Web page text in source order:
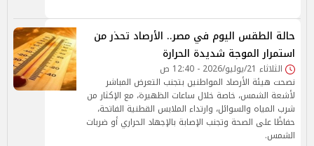
حالة الطقس اليوم في مصر.. الأرصاد تحذر من
استمرار الموجة شديدة الحرارة
الثلاثاء 21/يوليو/2026 - 12:40 ص
نصحت هيئة الأرصاد المواطنين بتجنب التعرض المباشر
لأشعة الشمس، خاصة خلال ساعات الظهيرة، مع الإكثار من
شرب المياه والسوائل، وارتداء الملابس القطنية الفاتحة،
حفاظًا على الصحة وتجنب الإصابة بالإجهاد الحراري أو ضربات
الشمس.